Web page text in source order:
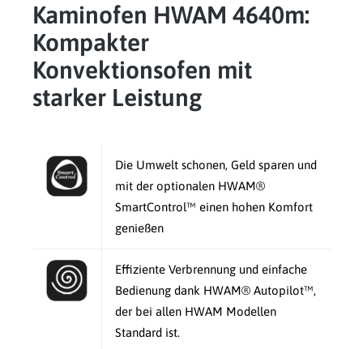
Kaminofen HWAM 4640m:
Kompakter
Konvektionsofen mit
starker Leistung
Die Umwelt schonen, Geld sparen und
mit der optionalen HWAM®
SmartControl™ einen hohen Komfort
genießen
Effiziente Verbrennung und einfache
Bedienung dank HWAM® Autopilot™,
der bei allen HWAM Modellen
Standard ist.